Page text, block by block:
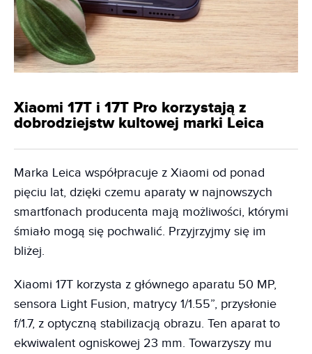
Xiaomi 17T i 17T Pro korzystają z
dobrodziejstw kultowej marki Leica
Marka Leica współpracuje z Xiaomi od ponad
pięciu lat, dzięki czemu aparaty w najnowszych
smartfonach producenta mają możliwości, którymi
śmiało mogą się pochwalić. Przyjrzyjmy się im
bliżej.
Xiaomi 17T korzysta z głównego aparatu 50 MP,
sensora Light Fusion, matrycy 1/1.55”, przysłonie
f/1.7, z optyczną stabilizacją obrazu. Ten aparat to
ekwiwalent ogniskowej 23 mm. Towarzyszy mu